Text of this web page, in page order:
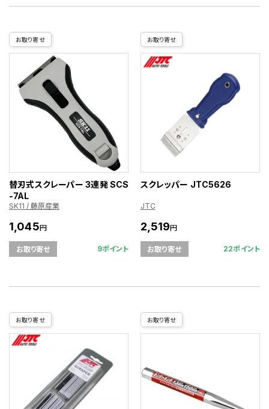
お取り寄せ
替刃式スクレーパー 3連発 SCS
-7AL
SK11 / 藤原産業
1,045円
お取り寄せ 9ポイント
お取り寄せ
スクレッパー JTC5626
JTC
2,519円
お取り寄せ 22ポイント
お取り寄せ お取り寄せ